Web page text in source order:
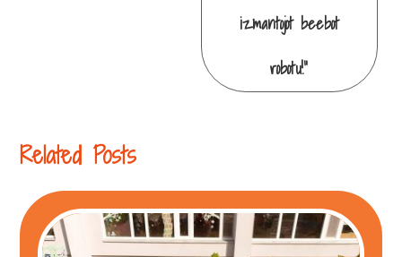
izmantojot beebot
robotu!”
Related Posts